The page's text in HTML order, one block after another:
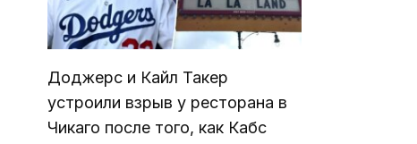
Доджерс и Кайл Такер
устроили взрыв у ресторана в
Чикаго после того, как Кабс